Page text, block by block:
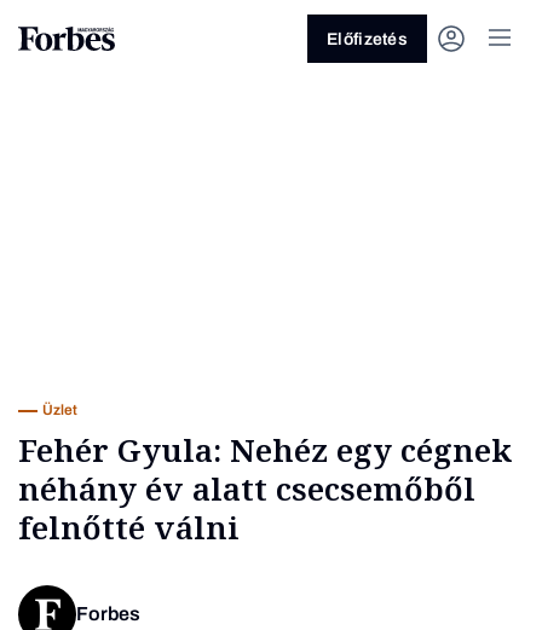
Előfizetés
Üzlet
Fehér Gyula: Nehéz egy cégnek
néhány év alatt csecsemőből
felnőtté válni
Forbes